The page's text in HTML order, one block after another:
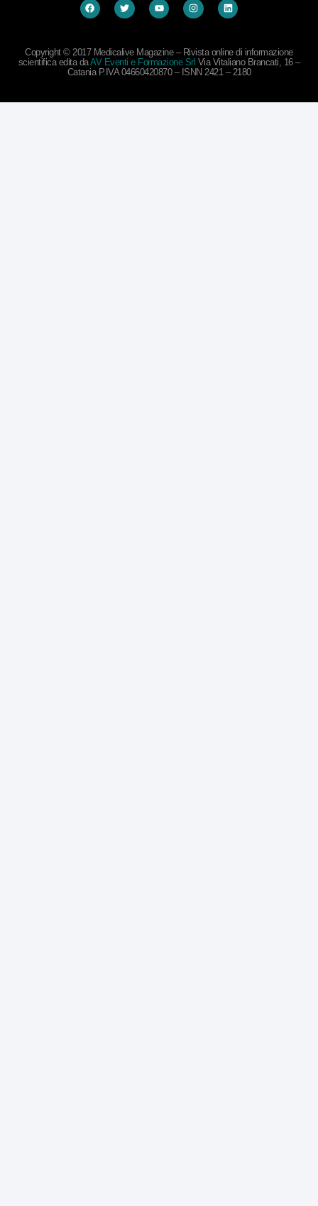
Copyright © 2017 Medicalive Magazine – Rivista online di informazione
scientifica edita daAV Eventi e Formazione Srl Via Vitaliano Brancati, 16 –
Catania P.IVA 04660420870 – ISNN 2421 – 2180